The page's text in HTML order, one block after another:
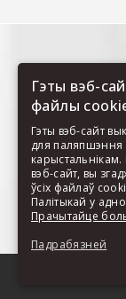
О нас
Гэты вэб-
файлы
Гэты вэб-сайт
для паляпшэння
вэб-сайт, вы
ўсіх файлаў
Палітыкай у
Прачытайце
Падрабязней